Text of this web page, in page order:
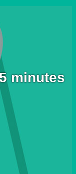
minutes